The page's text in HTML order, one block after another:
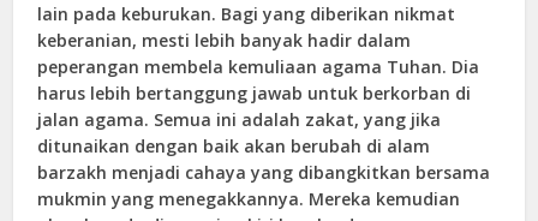
lain pada keburukan. Bagi yang diberikan nikmat
keberanian, mesti lebih banyak hadir dalam
peperangan membela kemuliaan agama Tuhan. Dia
harus lebih bertanggung jawab untuk berkorban di
jalan agama. Semua ini adalah zakat, yang jika
ditunaikan dengan baik akan berubah di alam
barzakh menjadi cahaya yang dibangkitkan bersama
mukmin yang menegakkannya. Mereka kemudian